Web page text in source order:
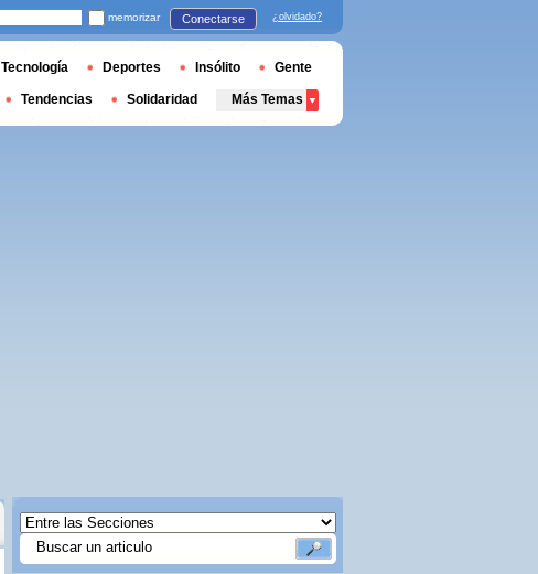
memorizar Conectarse ¿olvidado?
Tecnología Deportes Insólito Gente
Tendencias Solidaridad Más Temas